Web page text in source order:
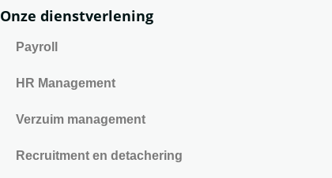
Onze dienstverlening
Payroll
HR Management
Verzuim management
Recruitment en detachering